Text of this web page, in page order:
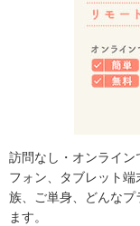
訪問なし・オンライン
フォン、タブレット
族、ご単身、どんな
ます。